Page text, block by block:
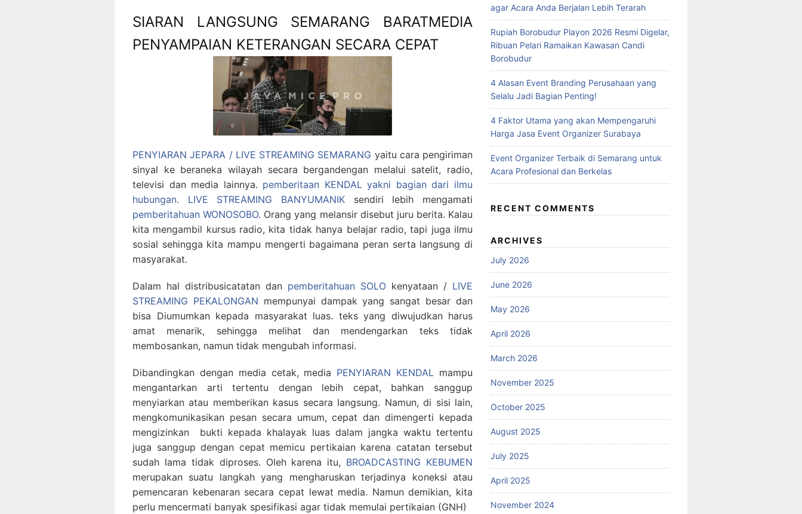
SIARAN LANGSUNG SEMARANG BARATMEDIA
PENYAMPAIAN KETERANGAN SECARA CEPAT
PENYIARAN JEPARA / LIVE STREAMING SEMARANG yaitu cara pengiriman
sinyal ke beraneka wilayah secara bergandengan melalui satelit, radio,
televisi dan media lainnya. pemberitaan KENDAL yakni bagian dari ilmu
hubungan. LIVE STREAMING BANYUMANIK sendiri lebih mengamati
pemberitahuan WONOSOBO. Orang yang melansir disebut juru berita. Kalau
kita mengambil kursus radio, kita tidak hanya belajar radio, tapi juga ilmu
sosial sehingga kita mampu mengerti bagaimana peran serta langsung di
masyarakat.
Dalam hal distribusicatatan dan pemberitahuan SOLO kenyataan / LIVE
STREAMING PEKALONGAN mempunyai dampak yang sangat besar dan
bisa Diumumkan kepada masyarakat luas. teks yang diwujudkan harus
amat menarik, sehingga melihat dan mendengarkan teks tidak
membosankan, namun tidak mengubah informasi.
Dibandingkan dengan media cetak, media PENYIARAN KENDAL mampu
mengantarkan arti tertentu dengan lebih cepat, bahkan sanggup
menyiarkan atau memberikan kasus secara langsung. Namun, di sisi lain,
mengkomunikasikan pesan secara umum, cepat dan dimengerti kepada
mengizinkan bukti kepada khalayak luas dalam jangka waktu tertentu
juga sanggup dengan cepat memicu pertikaian karena catatan tersebut
sudah lama tidak diproses. Oleh karena itu, BROADCASTING KEBUMEN
merupakan suatu langkah yang mengharuskan terjadinya koneksi atau
pemencaran kebenaran secara cepat lewat media. Namun demikian, kita
perlu mencermati banyak spesifikasi agar tidak memulai pertikaian (GNH)
agar Acara Anda Berjalan Lebih Terarah
Rupiah Borobudur Playon 2026 Resmi Digelar,
Ribuan Pelari Ramaikan Kawasan Candi
Borobudur
4 Alasan Event Branding Perusahaan yang
Selalu Jadi Bagian Penting!
4 Faktor Utama yang akan Mempengaruhi
Harga Jasa Event Organizer Surabaya
Event Organizer Terbaik di Semarang untuk
Acara Profesional dan Berkelas
RECENT COMMENTS
ARCHIVES
July 2026
June 2026
May 2026
April 2026
March 2026
November 2025
October 2025
August 2025
July 2025
April 2025
November 2024